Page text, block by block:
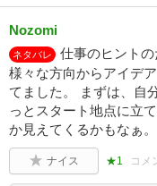
Nozomi
ネタバレ
仕事のヒント
様々な方向からアイデ
てました。 まずは、自
っとスタート地点に立
か見えてくるかもなぁ。
ナイス ★1 コメ